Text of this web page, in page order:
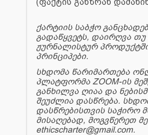
ქარტიის საბჭო
გადაწყვეტს, დაირღვა
ჟურნალისტურ
პრინციპები.
სხდომა წარიმართება
პლატფორმა ZOOM-ის
განხილვა ღიაა და
შეუძლია დასწრება.
დასწრებისთვის საჭირო
მისაღებად, მოგვწერეთ
ethicscharter@gmail.com.